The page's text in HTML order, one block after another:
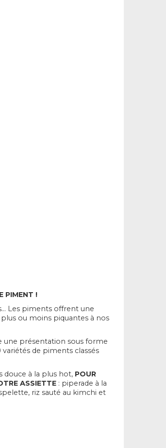
PIMENT !
Les piments offrent une
ou moins piquantes à nos
une présentation sous forme
de piments classés
douce à la plus hot, POUR
ASSIETTE : piperade à la
riz sauté au kimchi et